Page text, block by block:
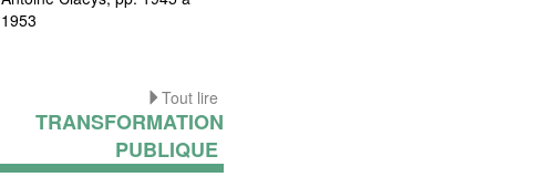
1953
Tout lire
TRANSFORMATION
PUBLIQUE